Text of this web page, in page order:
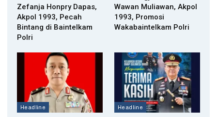
Zefanja Honpry Dapas,
Akpol 1993, Pecah
Bintang di Baintelkam
Polri
Wawan Muliawan, Akpol
1993, Promosi
Wakabaintelkam Polri
Headline Headline